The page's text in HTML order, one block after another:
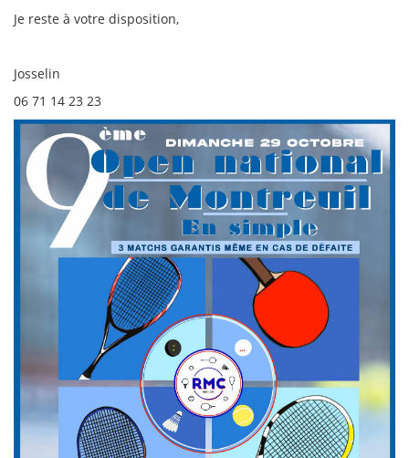
Je reste à votre disposition,
Josselin
06 71 14 23 23